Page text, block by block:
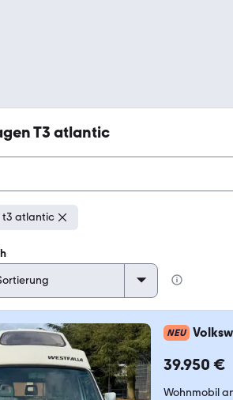
T3 atlantic
t3 atlantic
NEU
39.950 €
Wohnmobil